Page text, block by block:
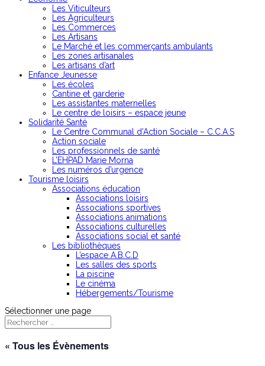
Les Viticulteurs
Les Agriculteurs
Les Commerces
Les Artisans
Le Marché et les commerçants ambulants
Les zones artisanales
Les artisans d’art
Enfance Jeunesse
Les écoles
Cantine et garderie
Les assistantes maternelles
Le centre de loisirs – espace jeune
Solidarité Santé
Le Centre Communal d’Action Sociale – C.C.A.S
Action sociale
Les professionnels de santé
L’EHPAD Marie Morna
Les numéros d’urgence
Tourisme loisirs
Associations éducation
Associations loisirs
Associations sportives
Associations animations
Associations culturelles
Associations social et santé
Les bibliothèques
L’espace A.B.C.D
Les salles des sports
La piscine
Le cinéma
Hébergements/Tourisme
Sélectionner une page
« Tous les Évènements